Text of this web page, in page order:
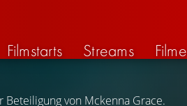
Filmstarts Streams Filme
von Mckenna Grace.